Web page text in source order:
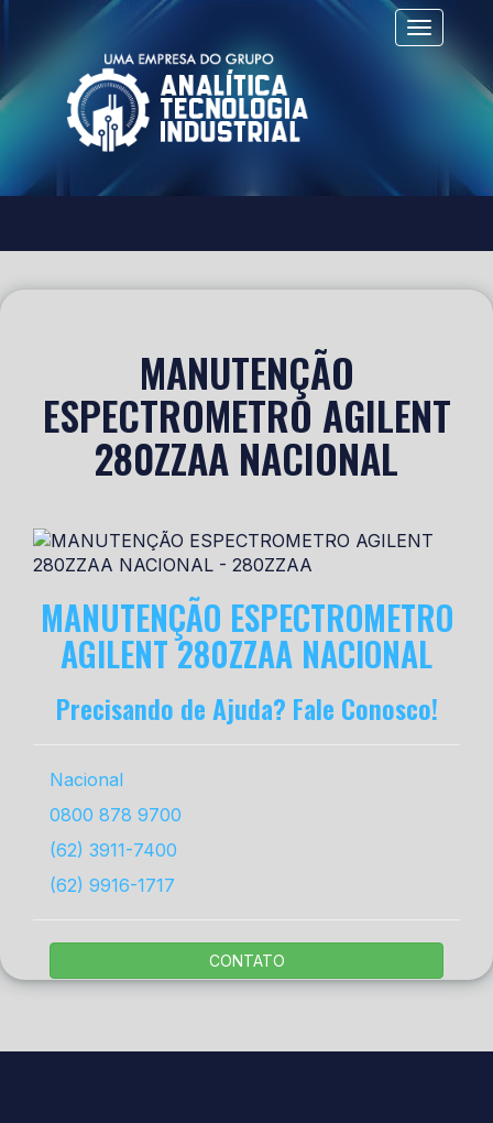
Alternar
MANUTENÇÃO
ESPECTROMETRO AGILENT
280ZZAA NACIONAL
MANUTENÇÃO ESPECTROMETRO
AGILENT 280ZZAA NACIONAL
Precisando de Ajuda? Fale Conosco!
Nacional
0800 878 9700
(62) 3911-7400
(62) 9916-1717
CONTATO